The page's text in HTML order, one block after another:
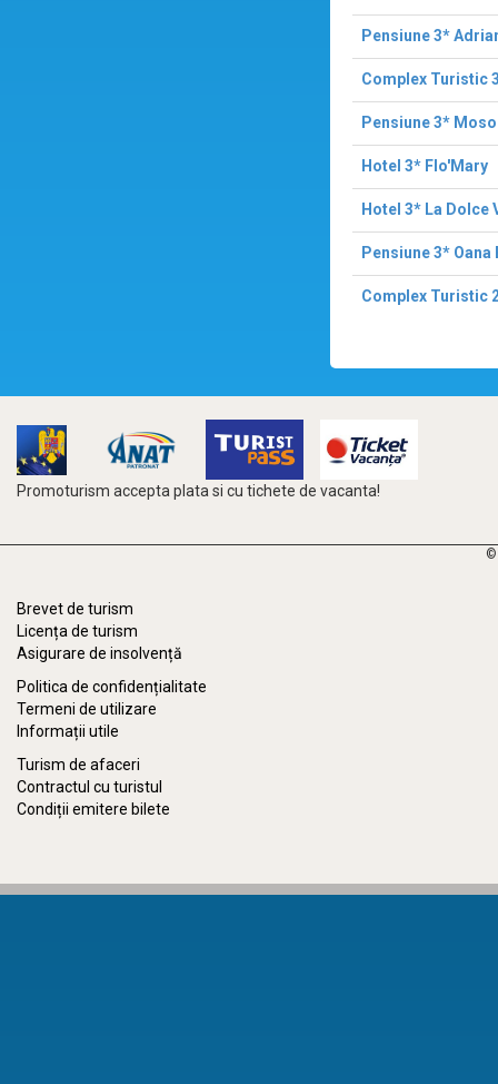
Pensiune 3*
Complex Turistic
Pensiune 3*
Hotel 3* Flo'Mary
Hotel 3* La Dolce
Pensiune 3*
Complex Turistic
Promoturism accepta plata si cu tichete de vacanta!
©
Brevet de turism
Licența de turism
Asigurare de insolvență
Politica de confidențialitate
Termeni de utilizare
Informații utile
Turism de afaceri
Contractul cu turistul
Condiții emitere bilete